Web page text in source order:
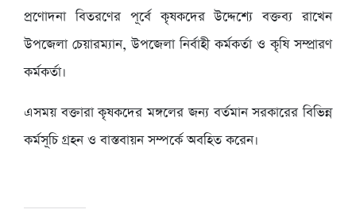
প্রণোদনা বিতরণের পূর্বে কৃষকদের উদ্দেশ্যে বক্তব্য রাখেন
উপজেলা চেয়ারম্যান, উপজেলা নির্বাহী কর্মকর্তা ও কৃষি সম্প্রারণ
কর্মকর্তা।
এসময় বক্তারা কৃষকদের মঙ্গলের জন্য বর্তমান সরকারের বিভিন্ন
কর্মসূচি গ্রহন ও বাস্তবায়ন সম্পর্কে অবহিত করেন।